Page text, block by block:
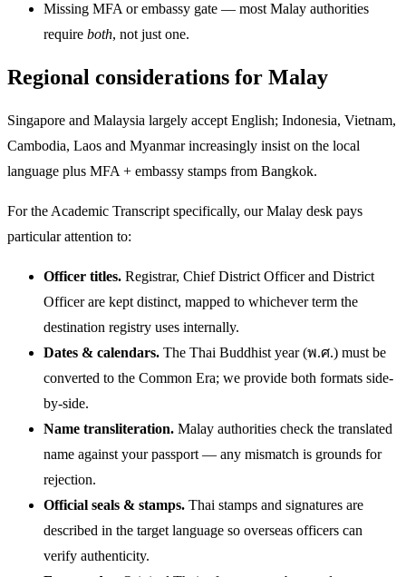
Missing MFA or embassy gate — most Malay authorities
require both, not just one.
Regional considerations for Malay
Singapore and Malaysia largely accept English; Indonesia, Vietnam,
Cambodia, Laos and Myanmar increasingly insist on the local
language plus MFA + embassy stamps from Bangkok.
For the Academic Transcript specifically, our Malay desk pays
particular attention to:
Officer titles. Registrar, Chief District Officer and District
Officer are kept distinct, mapped to whichever term the
destination registry uses internally.
Dates & calendars. The Thai Buddhist year (พ.ศ.) must be
converted to the Common Era; we provide both formats side-
by-side.
Name transliteration. Malay authorities check the translated
name against your passport — any mismatch is grounds for
rejection.
Official seals & stamps. Thai stamps and signatures are
described in the target language so overseas officers can
verify authenticity.